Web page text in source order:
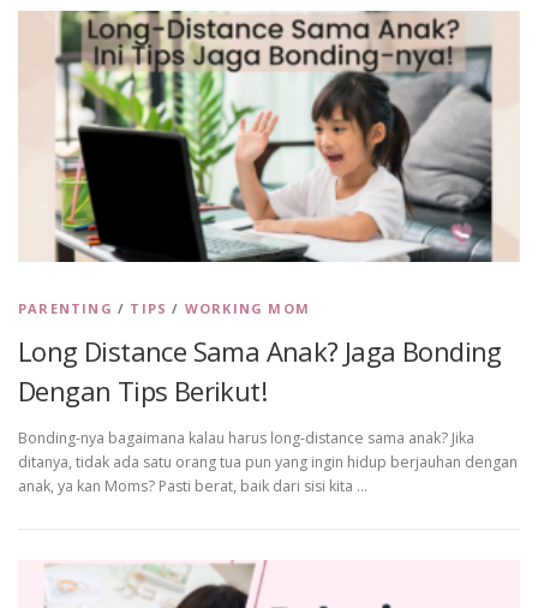
PARENTING / TIPS / WORKING MOM
Long Distance Sama Anak? Jaga Bonding
Dengan Tips Berikut!
Bonding-nya bagaimana kalau harus long-distance sama anak? Jika
ditanya, tidak ada satu orang tua pun yang ingin hidup berjauhan dengan
anak, ya kan Moms? Pasti berat, baik dari sisi kita …